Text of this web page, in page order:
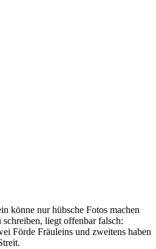
könne nur hübsche Fotos machen
liegt offenbar falsch:
Förde Fräuleins und zweitens haben